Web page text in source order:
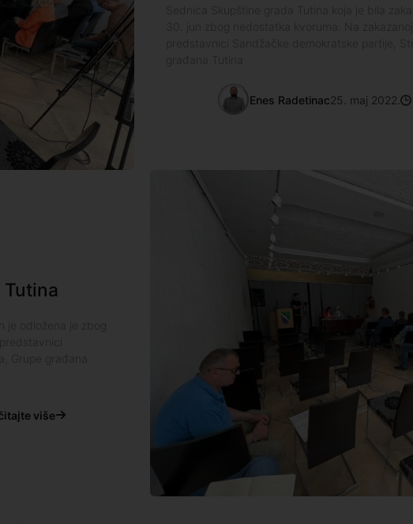
Enes Radetinac25. maj 2022.
više